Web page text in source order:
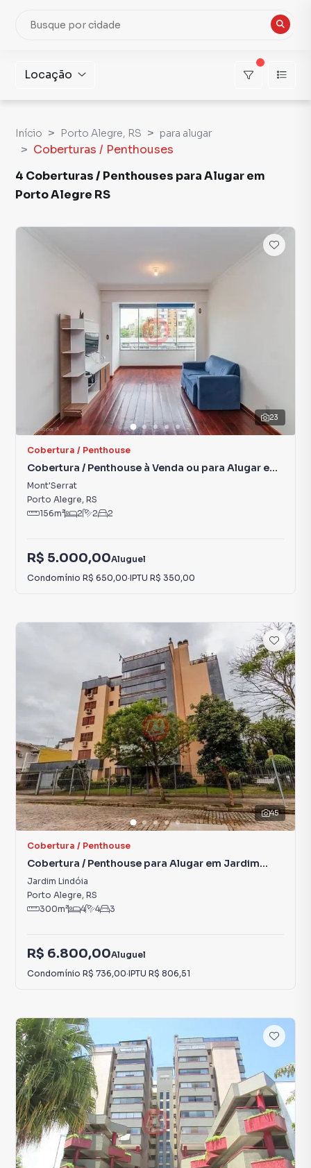
Locação
Início Porto Alegre, RS para alugar
Coberturas / Penthouses
4 Coberturas / Penthouses para Alugar em
Porto Alegre RS
23
Cobertura / Penthouse
Cobertura / Penthouse à Venda ou para Alugar em
Mont'Serrat
Mont'Serrat
Porto Alegre, RS
156m² 2 2 2
R$ 5.000,00Aluguel
Condomínio R$ 650,00·IPTU R$ 350,00
45
Cobertura / Penthouse
Cobertura / Penthouse para Alugar em Jardim
Lindóia
Jardim Lindóia
Porto Alegre, RS
300m² 4 4 3
R$ 6.800,00Aluguel
Condomínio R$ 736,00·IPTU R$ 806,51